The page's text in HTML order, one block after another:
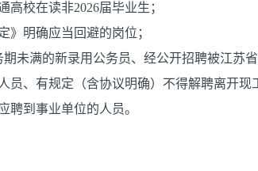
校在读非2026届毕业生；
明确应当回避的岗位；
未满的新录用公务员、经公开招聘被江苏
员、有规定（含协议明确）不得解聘离开现
到事业单位的人员。